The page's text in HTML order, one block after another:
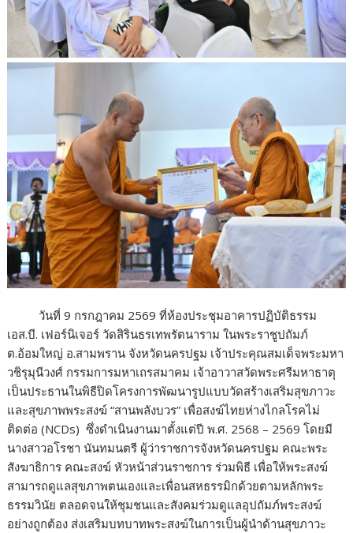
วันที่ 9 กรกฎาคม 2569 ที่ห้องประชุมอาคารปฏิบัติธรรม
เอส.บี. เฟอร์นิเจอร์ วัดสิรินธรเทพรัตนาราม ในพระราชูปถัมภ์
ต.อ้อมใหญ่ อ.สามพราน จังหวัดนครปฐม เจ้าประคุณสมเด็จพระมหา
วชิรุมุนีวงศ์ กรรมการมหาเถรสมาคม เจ้าอาวาสวัดพระศรีมหาธาตุ
เป็นประธานในพิธีปิดโครงการพัฒนารูปแบบวัดสร้างเสริมสุขภาวะ
และสุขภาพพระสงฆ์ “สานพลังบวร” เพื่อสงฆ์ไทยห่างไกลโรคไม่
ติดต่อ (NCDs) ซึ่งดำเนินงานมาตั้งแต่ปี พ.ศ. 2568 – 2569 โดยมี
นางสาวอโรชา นันทมนตรี ผู้ว่าราชการจังหวัดนครปฐม คณะพระ
สังฆาธิการ คณะสงฆ์ หัวหน้าส่วนราชการ ร่วมพิธี เพื่อให้พระสงฆ์
สามารถดูแลสุขภาพตนเองและเพื่อนสหธรรมิกด้วยตามหลักพระ
ธรรมวินัย ตลอดจนให้ชุมชนและสังคมร่วมดูแลอุปถัมภ์พระสงฆ์
อย่างถูกต้อง ส่งเสริมบทบาทพระสงฆ์ในการเป็นผู้นำด้านสุขภาวะ